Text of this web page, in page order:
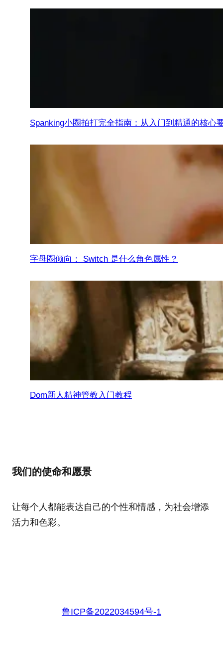
Spanking小圈拍打完全指南：从入门到精通的核心
字母圈倾向： Switch 是什么角色属性？
Dom新人精神管教入门教程
我们的使命和愿景
让每个人都能表达自己的个性和情感，为社会增添
活力和色彩。
鲁ICP备2022034594号-1